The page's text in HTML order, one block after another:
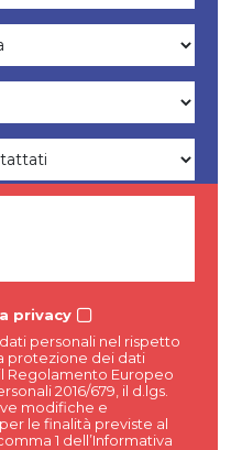
privacy
personali nel rispetto
protezione dei dati
Regolamento Europeo
2016/679, il d.lgs.
modifiche e
le finalità previste al
1 dell’Informativa